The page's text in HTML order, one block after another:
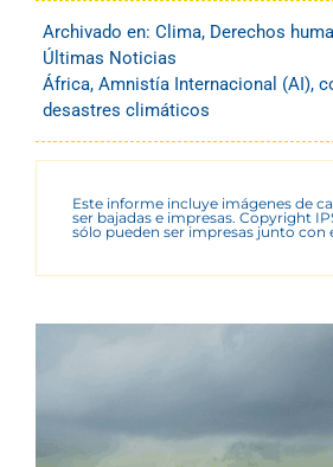
Archivado en: Clima, Derechos
Últimas Noticias
África, Amnistía Internacional (AI),
desastres climáticos
Este informe incluye imágenes de
ser bajadas e impresas. Copyright
sólo pueden ser impresas junto con